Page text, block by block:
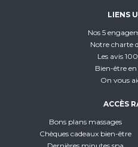
LIENS
Nos 5
Notre charte
Les avis
Bien-être
On vous
ACCÈS
Bons plans massages
Chèques cadeaux bien-être